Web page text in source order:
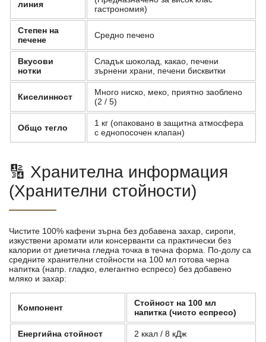
линия
гастрономия)
Степен на
печене
Средно печено
Вкусови
нотки
Сладък шоколад, какао, печени
зърнени храни, печени бисквитки
Киселинност
Много ниско, меко, приятно заоблено
(2 / 5)
Общо тегло
1 кг (опаковано в защитна атмосфера
с еднопосочен клапан)
🔢 Хранителна информация
(Хранителни стойности)
Чистите 100% кафени зърна без добавена захар, сиропи,
изкуствени аромати или консерванти са практически без
калории от диетична гледна точка в течна форма. По-долу са
средните хранителни стойности на 100 мл готова черна
напитка (напр. гладко, елегантно еспресо) без добавено
мляко и захар:
Компонент
Стойност на 100 мл
напитка (чисто еспресо)
Енергийна стойност 2 ккал / 8 кДж